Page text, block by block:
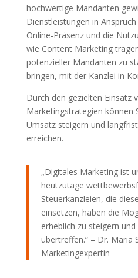
hochwertige Mandanten
Dienstleistungen in
Online-Präsenz und die
wie Content Marketing
potenzieller Mandanten zu
bringen, mit der Kanzlei in
Durch den gezielten Einsatz
Marketingstrategien können
Umsatz steigern und
erreichen.
„Digitales Marketing ist
heutzutage
Steuerkanzleien, die
einsetzen, haben die
erheblich zu steigern
übertreffen.“ – Dr. Maria
Marketingexpertin